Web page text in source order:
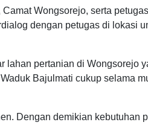
Wongsorejo, serta
dengan petugas di lokasi
lahan pertanian di Wongsorejo
Bajulmati cukup selama
Dengan demikian kebutuhan